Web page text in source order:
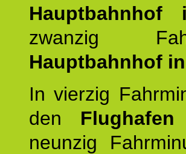
Hauptbahnhof
zwanzig
Hauptbahnhof
In vierzig
den
neunzig